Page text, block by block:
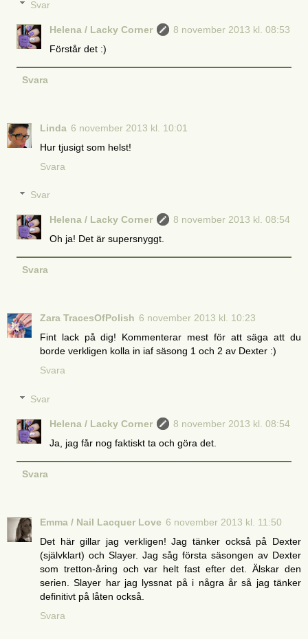
Svar
Helena / Lacky Corner
8 november 2013 kl. 08:53
Förstår det :)
Svara
Linda 6 november 2013 kl. 10:01
Hur tjusigt som helst!
Svara
Svar
Helena / Lacky Corner
8 november 2013 kl. 08:54
Oh ja! Det är supersnyggt.
Svara
Zara TracesOfPolish 6 november 2013 kl. 10:23
Fint lack på dig! Kommenterar mest för att säga att du
borde verkligen kolla in iaf säsong 1 och 2 av Dexter :)
Svara
Svar
Helena / Lacky Corner
8 november 2013 kl. 08:54
Ja, jag får nog faktiskt ta och göra det.
Svara
Emma / Nail Lacquer Love 6 november 2013 kl. 11:50
Det här gillar jag verkligen! Jag tänker också på Dexter
(självklart) och Slayer. Jag såg första säsongen av Dexter
som tretton-åring och var helt fast efter det. Älskar den
serien. Slayer har jag lyssnat på i några år så jag tänker
definitivt på låten också.
Svara